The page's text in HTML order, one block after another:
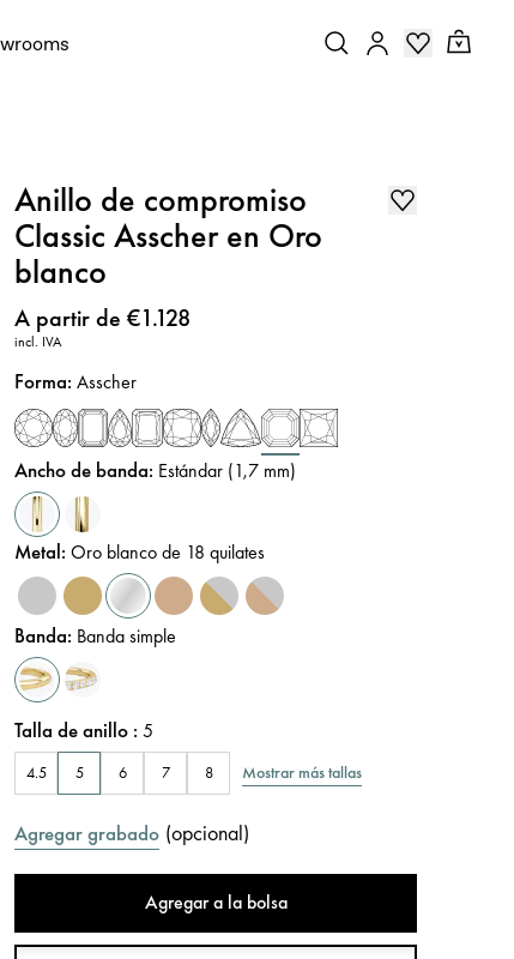
Anillo de compromiso
Classic Asscher en Oro
blanco
Precio:
A partir de €1.128
incl. IVA
Forma:Asscher
Ancho de banda: Estándar (1,7 mm)
Metal:Oro blanco de 18 quilates
Banda: Banda simple
Talla de anillo :5
4.5 5 6 7 8 Mostrar más tallas
Agregar grabado (opcional)
Agregar a la bolsa